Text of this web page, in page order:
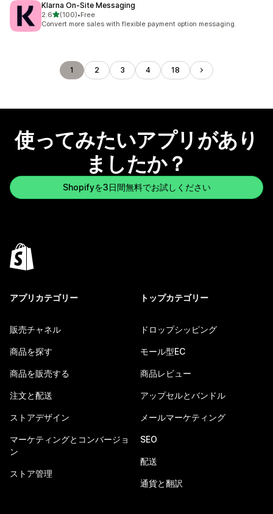
Klarna On‑Site Messaging
2.65つ星中
(100)
合計レビュー数：100件
•Free
Convert more sales with flexible payment option messaging.
1 2 3 4 18
使ってみたいアプリがあり
ましたか？
Shopifyを3日間無料でお試しください
アプリカテゴリー
販売チャネル
商品を探す
商品を販売する
注文と配送
ストアデザイン
マーケティングとコンバージョ
ン
ストア管理
トップカテゴリー
ドロップシッピング
モール型EC
商品レビュー
アップセルとバンドル
メールマーケティング
SEO
配送
通貨と翻訳